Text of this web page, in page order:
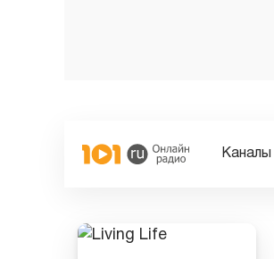
Каналы